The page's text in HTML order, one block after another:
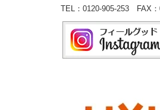
TEL： 0120-905-253 FAX：